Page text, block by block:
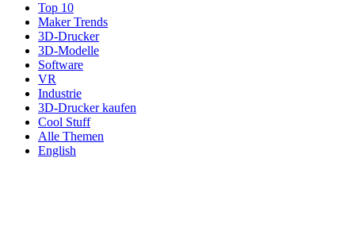
Top 10
Maker Trends
3D-Drucker
3D-Modelle
Software
VR
Industrie
3D-Drucker kaufen
Cool Stuff
Alle Themen
English